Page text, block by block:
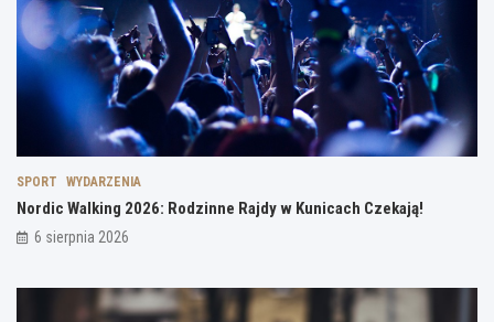
SPORT WYDARZENIA
Nordic Walking 2026: Rodzinne Rajdy w Kunicach Czekają!
6 sierpnia 2026